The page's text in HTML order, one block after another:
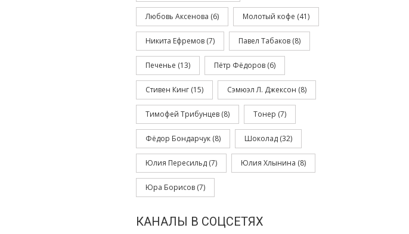
Любовь Аксенова (6) Молотый кофе (41)
Никита Ефремов (7) Павел Табаков (8)
Печенье (13) Пётр Фёдоров (6)
Стивен Кинг (15) Сэмюэл Л. Джексон (8)
Тимофей Трибунцев (8) Тонер (7)
Фёдор Бондарчук (8) Шоколад (32)
Юлия Пересильд (7) Юлия Хлынина (8)
Юра Борисов (7)
КАНАЛЫ В СОЦСЕТЯХ